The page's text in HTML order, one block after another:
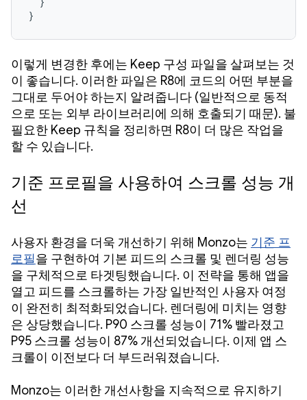
}
이렇게 변경한 후에는 Keep 구성 파일을 살펴보는 것
이 좋습니다. 이러한 파일은 R8에 코드의 어떤 부분을
그대로 두어야 하는지 알려줍니다 (일반적으로 동적
으로 또는 외부 라이브러리에 의해 호출되기 때문). 불
필요한 Keep 규칙을 정리하면 R8이 더 많은 작업을
할 수 있습니다.
기준 프로필을 사용하여 스크롤 성능 개
선
사용자 환경을 더욱 개선하기 위해 Monzo는 기준 프
로필을 구현하여 기본 피드의 스크롤 및 렌더링 성능
을 구체적으로 타겟팅했습니다. 이 전략을 통해 앱을
열고 피드를 스크롤하는 가장 일반적인 사용자 여정
이 완전히 최적화되었습니다. 렌더링에 미치는 영향
은 상당했습니다. P90 스크롤 성능이 71% 빨라졌고
P95 스크롤 성능이 87% 개선되었습니다. 이제 앱 스
크롤이 이전보다 더 부드러워졌습니다.
Monzo는 이러한 개선사항을 지속적으로 유지하기